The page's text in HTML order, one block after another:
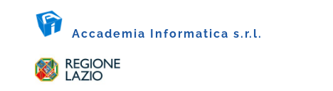
Accademia Informatica s.r.l.